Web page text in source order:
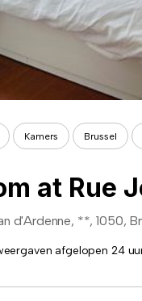
Kamers Brussel
at Rue
d'Ardenne, **, 1050,
afgelopen 24